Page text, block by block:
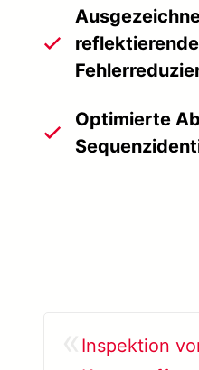
Optimierte
Inspektion